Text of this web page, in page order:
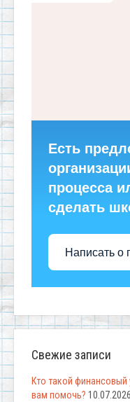
Есть
процесса
сделать
Написать о
Свежие записи
Кто такой
вам помочь? 10.07.2026